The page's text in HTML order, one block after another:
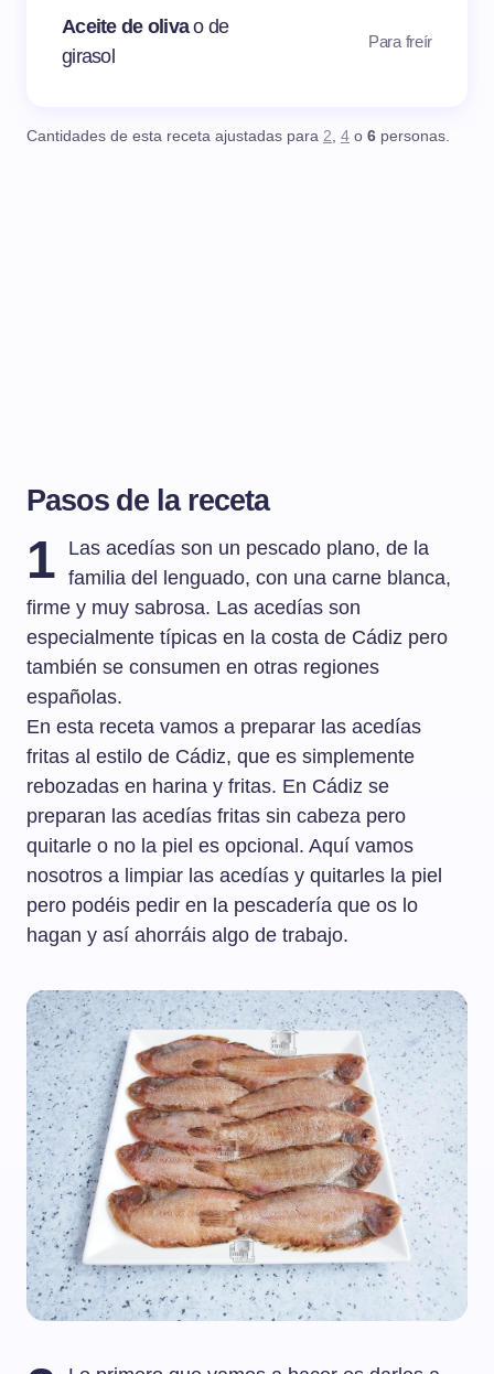
Aceite de olivao de
girasol
Para freír
Cantidades de esta receta ajustadas para 2, 4 o 6 personas.
Pasos de la receta
1
Las acedías son un pescado plano, de la
familia del lenguado, con una carne blanca,
firme y muy sabrosa. Las acedías son
especialmente típicas en la costa de Cádiz pero
también se consumen en otras regiones
españolas.
En esta receta vamos a preparar las acedías
fritas al estilo de Cádiz, que es simplemente
rebozadas en harina y fritas. En Cádiz se
preparan las acedías fritas sin cabeza pero
quitarle o no la piel es opcional. Aquí vamos
nosotros a limpiar las acedías y quitarles la piel
pero podéis pedir en la pescadería que os lo
hagan y así ahorráis algo de trabajo.